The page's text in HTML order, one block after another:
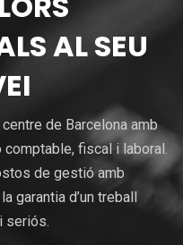
AL SEU
de Barcelona amb
fiscal i laboral.
de gestió amb
garantia d’un treball
seriós.